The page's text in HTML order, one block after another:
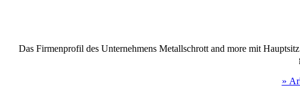
Das Firmenprofil des Unternehmens Metallschrott and more mit
»